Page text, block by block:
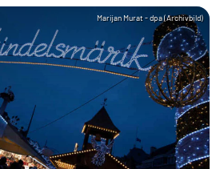
Marijan Murat - dpa (Archivbild)